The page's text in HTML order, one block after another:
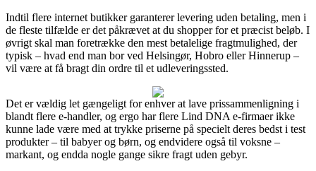
Indtil flere internet butikker garanterer levering uden betaling, men i
de fleste tilfælde er det påkrævet at du shopper for et præcist beløb. I
øvrigt skal man foretrække den mest betalelige fragtmulighed, der
typisk – hvad end man bor ved Helsingør, Hobro eller Hinnerup –
vil være at få bragt din ordre til et udleveringssted.
Det er vældig let gængeligt for enhver at lave prissammenligning i
blandt flere e-handler, og ergo har flere Lind DNA e-firmaer ikke
kunne lade være med at trykke priserne på specielt deres bedst i test
produkter – til babyer og børn, og endvidere også til voksne –
markant, og endda nogle gange sikre fragt uden gebyr.